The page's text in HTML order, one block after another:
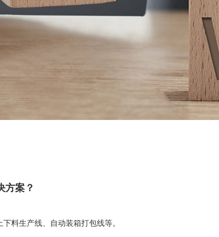
方案？
料生产线、自动装箱打包线等。